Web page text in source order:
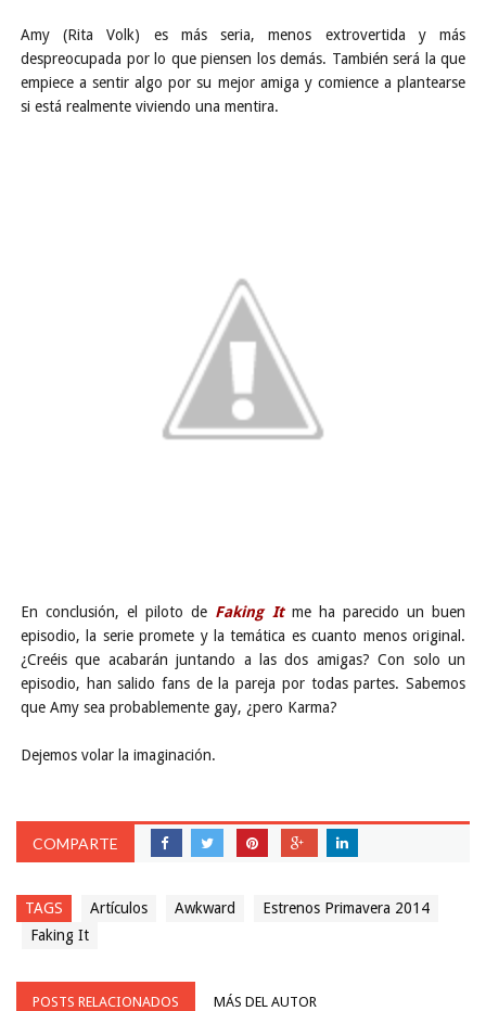
Amy (Rita Volk) es más seria, menos extrovertida y más
despreocupada por lo que piensen los demás. También será la que
empiece a sentir algo por su mejor amiga y comience a plantearse
si está realmente viviendo una mentira.
En conclusión, el piloto de Faking Itme ha parecido un buen
episodio, la serie promete y la temática es cuanto menos original.
¿Creéis que acabarán juntando a las dos amigas? Con solo un
episodio, han salido fans de la pareja por todas partes. Sabemos
que Amy sea probablemente gay, ¿pero Karma?
Dejemos volar la imaginación.
COMPARTE
TAGS Artículos Awkward
Estrenos Primavera 2014
Faking It
POSTS RELACIONADOS MÁS DEL AUTOR